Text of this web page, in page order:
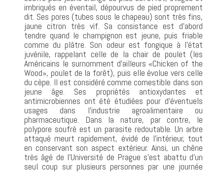
imbriqués en éventail, dépourvus de pied proprement
dit. Ses pores (tubes sous le chapeau) sont très fins,
jaune citron très vif. Sa consistance est d’abord
tendre quand le champignon est jeune, puis friable
comme du plâtre. Son odeur est fongique à l’état
juvénile, rappelant celle de la chair de poulet (les
Américains le surnomment d’ailleurs «Chicken of the
Wood», poulet de la forêt), puis elle évolue vers celle
du cèpe. Il est considéré comme comestible dans son
jeune âge. Ses propriétés antioxydantes et
antimicrobiennes ont été étudiées pour d’éventuels
usages dans l’industrie agroalimentaire ou
pharmaceutique. Dans la nature, par contre, le
polypore soufré est un parasite redoutable. Un arbre
attaqué meurt rapidement, évidé de l’intérieur, tout
en conservant son aspect extérieur. Ainsi, un chêne
très âgé de l’Université de Prague s’est abattu d’un
seul coup sur plusieurs personnes par une journée